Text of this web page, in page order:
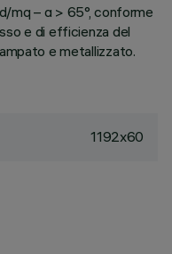
mq – α > 65°, conforme
e di efficienza del
e metallizzato.
1192x60